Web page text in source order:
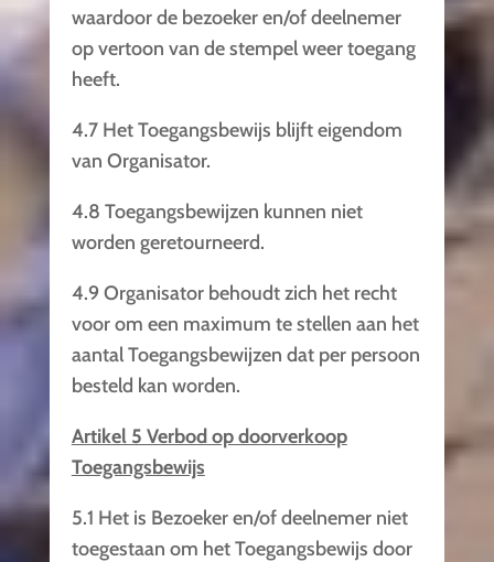
waardoor de bezoeker en/of deelnemer
op vertoon van de stempel weer toegang
heeft.
4.7 Het Toegangsbewijs blijft eigendom
van Organisator.
4.8 Toegangsbewijzen kunnen niet
worden geretourneerd.
4.9 Organisator behoudt zich het recht
voor om een maximum te stellen aan het
aantal Toegangsbewijzen dat per persoon
besteld kan worden.
Artikel 5 Verbod op doorverkoop
Toegangsbewijs
5.1 Het is Bezoeker en/of deelnemer niet
toegestaan om het Toegangsbewijs door